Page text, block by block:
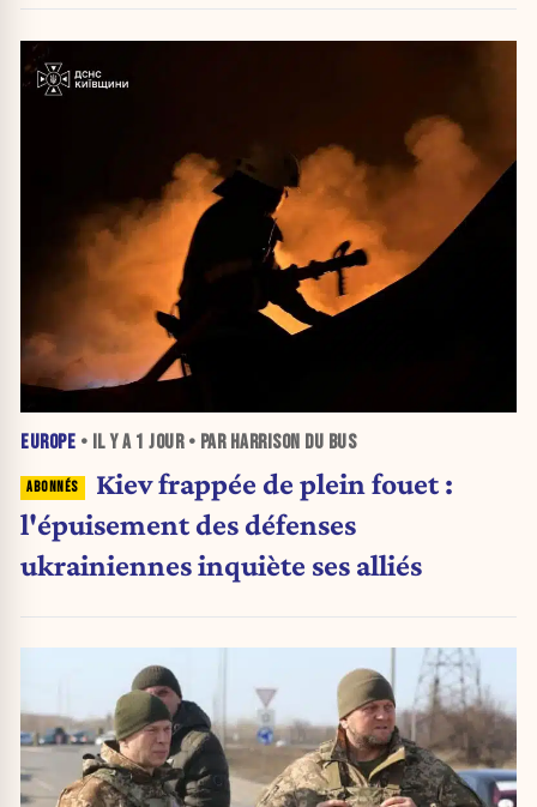
EUROPE • IL Y A 1 JOUR• PAR HARRISON DU BUS
Kiev frappée de plein fouet :
l'épuisement des défenses
ukrainiennes inquiète ses alliés